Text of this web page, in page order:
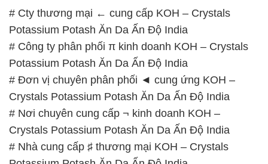
# Đơn vị chuyên phân phối ◄ cung ứng KOH –
Crystals Potassium Potash Ăn Da Ấn Độ India
# Nơi chuyên cung cấp ¬ kinh doanh KOH –
Crystals Potassium Potash Ăn Da Ấn Độ India
# Nhà cung cấp ♯ thương mại KOH – Crystals
Potassium Potash Ăn Da Ấn Độ India
# Địa chỉ chuyên thương mại ¯ bán KOH – Crystals
Potassium Potash Ăn Da Ấn Độ India
# Công ty phân phối & bán KOH – Crystals
Potassium Potash Ăn Da Ấn Độ India